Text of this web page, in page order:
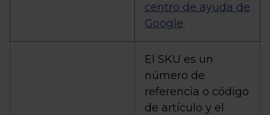
centro de ayuda de
Google.
El SKU es un
número de
referencia o código
de artículo y el